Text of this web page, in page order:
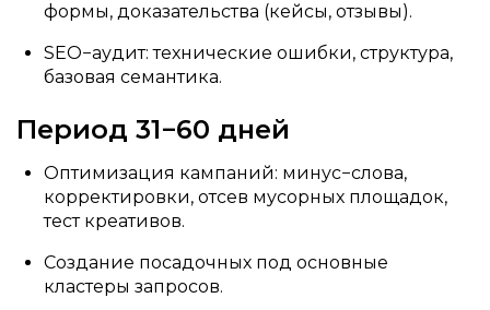
формы, доказательства (кейсы, отзывы).
SEO−аудит: технические ошибки, структура,
базовая семантика.
Период 31−60 дней
Оптимизация кампаний: минус−слова,
корректировки, отсев мусорных площадок,
тест креативов.
Создание посадочных под основные
кластеры запросов.